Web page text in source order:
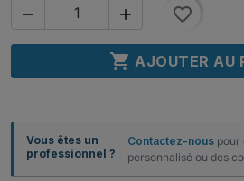
  favorite_border
 AJOUTER AU
Vous êtes un
professionnel ?
Contactez-nous pour
personnalisé ou des